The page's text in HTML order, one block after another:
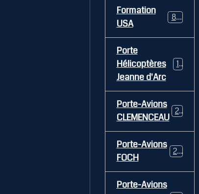
Formation
USA
84
Porte
Hélicoptères
Jeanne d'Arc
12
Porte-Avions
CLEMENCEAU
26
Porte-Avions
FOCH
29
Porte-Avions